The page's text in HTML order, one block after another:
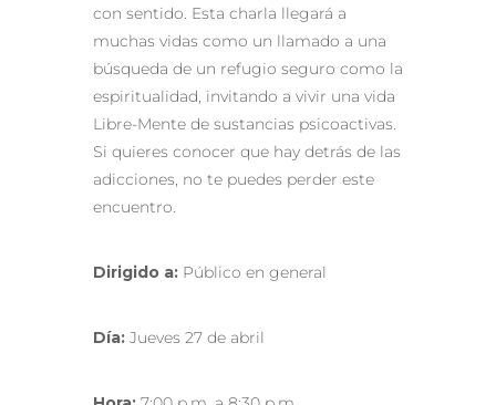
con sentido. Esta charla llegará a
muchas vidas como un llamado a una
búsqueda de un refugio seguro como la
espiritualidad, invitando a vivir una vida
Libre-Mente de sustancias psicoactivas.
Si quieres conocer que hay detrás de las
adicciones, no te puedes perder este
encuentro.
Dirigido a: Público en general
Día: Jueves 27 de abril